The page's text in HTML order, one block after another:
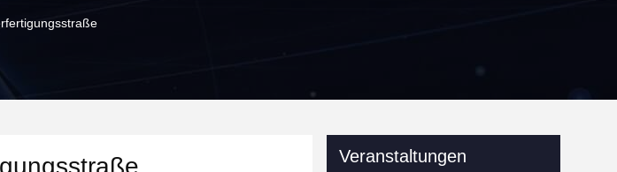
Veranstaltungen